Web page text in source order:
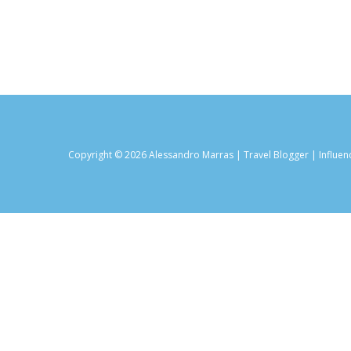
Copyright © 2026 Alessandro Marras | Travel Blogger |